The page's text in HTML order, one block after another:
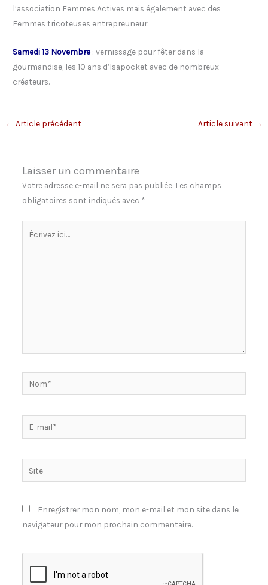
l’association Femmes Actives mais également avec des
Femmes tricoteuses entrepreuneur.
Samedi 13 Novembre : vernissage pour fêter dans la
gourmandise, les 10 ans d’Isapocket avec de nombreux
créateurs.
← Article précédent Article suivant →
Laisser un commentaire
Votre adresse e-mail ne sera pas publiée. Les champs
obligatoires sont indiqués avec *
mail*
Site
Enregistrer mon nom, mon e-mail et mon site dans le
navigateur pour mon prochain commentaire.